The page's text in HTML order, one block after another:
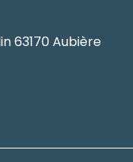
63170 Aubière